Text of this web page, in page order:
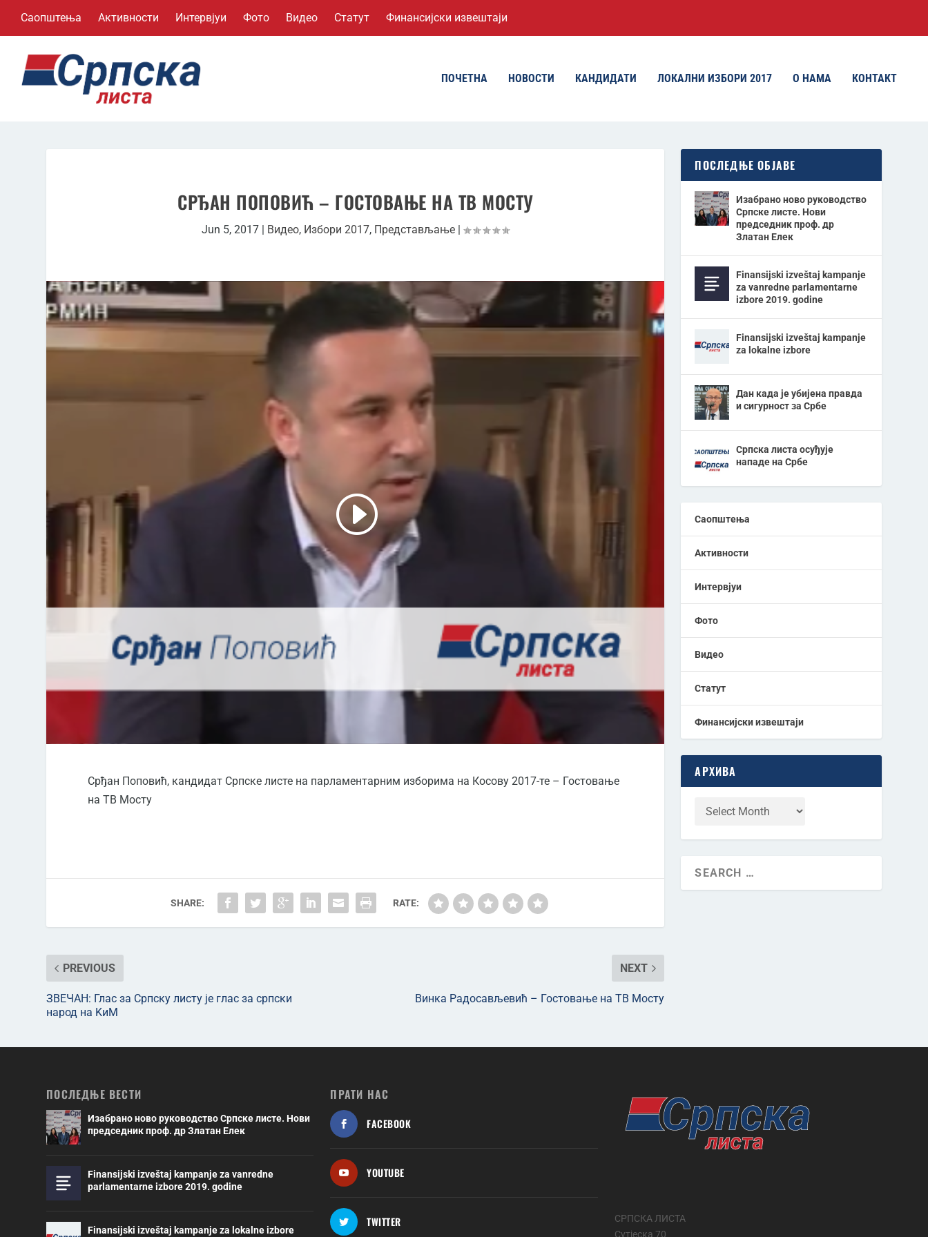
Саопштења Активности Интервјуи Фото Видео Статут Финансијски извештаји
ПОЧЕТНА НОВОСТИ КАНДИДАТИ ЛОКАЛНИ ИЗБОРИ 2017 О НАМА КОНТАКТ
СРЂАН ПОПОВИЋ – ГОСТОВАЊЕ НА ТВ МОСТУ
Jun 5, 2017 | Видео, Избори 2017, Представљање |
Срђан Поповић, кандидат Српске листе на парламентарним изборима на Косову 2017-те – Гостовање
на ТВ Мосту
SHARE: RATE:
PREVIOUS
ЗВЕЧАН: Глас за Српску листу је глас за српски
народ на KиМ
NEXT
Винка Радосављевић – Гостовање на ТВ Мосту
ПОСЛЕДЊЕ ОБЈАВЕ
Изабрано ново руководство
Српске листе. Нови
председник проф. др
Златан Елек
Finansijski izveštaj kampanje
za vanredne parlamentarne
izbore 2019. godine
Finansijski izveštaj kampanje
za lokalne izbore
Дан када је убијена правда
и сигурност за Србе
Српска листа осуђује
нападе на Србе
Саопштења
Активности
Интервјуи
Фото
Видео
Статут
Финансијски извештаји
АРХИВА
ПОСЛЕДЊЕ ВЕСТИ
Изабрано ново руководство Српске листе. Нови
председник проф. др Златан Елек
Finansijski izveštaj kampanje za vanredne
parlamentarne izbore 2019. godine
Finansijski izveštaj kampanje za lokalne izbore
ПРАТИ НАС
FACEBOOK
YOUTUBE
TWITTER
СРПСКА ЛИСТА
Сутјеска 70